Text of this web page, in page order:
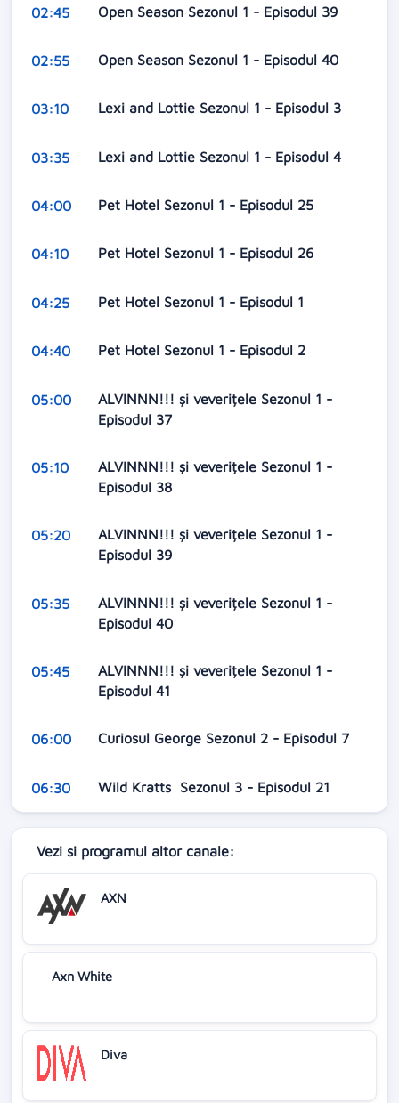
02:45 Open Season Sezonul 1 - Episodul 39
02:55 Open Season Sezonul 1 - Episodul 40
03:10 Lexi and Lottie Sezonul 1 - Episodul 3
03:35 Lexi and Lottie Sezonul 1 - Episodul 4
04:00 Pet Hotel Sezonul 1 - Episodul 25
04:10 Pet Hotel Sezonul 1 - Episodul 26
04:25 Pet Hotel Sezonul 1 - Episodul 1
04:40 Pet Hotel Sezonul 1 - Episodul 2
05:00
ALVINNN!!! și veverițele Sezonul 1 -
Episodul 37
05:10
ALVINNN!!! și veverițele Sezonul 1 -
Episodul 38
05:20
ALVINNN!!! și veverițele Sezonul 1 -
Episodul 39
05:35
ALVINNN!!! și veverițele Sezonul 1 -
Episodul 40
05:45
ALVINNN!!! și veverițele Sezonul 1 -
Episodul 41
06:00 Curiosul George Sezonul 2 - Episodul 7
06:30 Wild Kratts Sezonul 3 - Episodul 21
Vezi si programul altor canale:
AXN
Axn White
Diva